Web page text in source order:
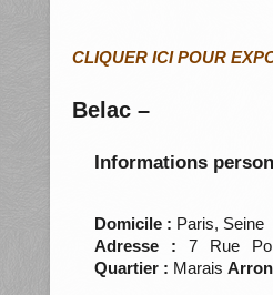
CLIQUER ICI POUR
Belac –
Informations
Domicile : Paris, Seine
Adresse : 7 Rue
Quartier : Marais